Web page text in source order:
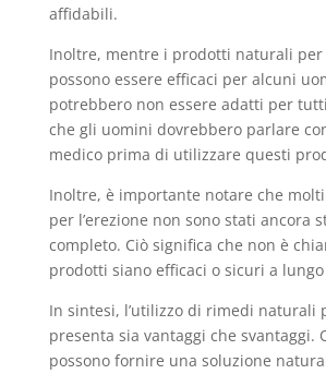
affidabili.
Inoltre, mentre i prodotti naturali per
possono essere efficaci per alcuni
potrebbero non essere adatti per
che gli uomini dovrebbero parlare
medico prima di utilizzare questi
Inoltre, è importante notare che
per l’erezione non sono stati ancora
completo. Ciò significa che non è
prodotti siano efficaci o sicuri a
In sintesi, l’utilizzo di rimedi naturali
presenta sia vantaggi che svantaggi.
possono fornire una soluzione